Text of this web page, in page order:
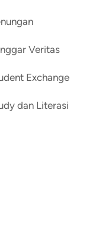
Veritas
Exchange
dan Literasi